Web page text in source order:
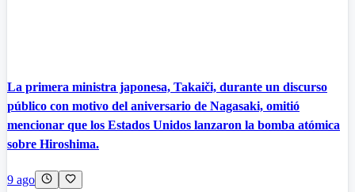
La primera ministra japonesa, Takaiči, durante un discurso
público con motivo del aniversario de Nagasaki, omitió
mencionar que los Estados Unidos lanzaron la bomba atómica
sobre Hiroshima.
9 ago